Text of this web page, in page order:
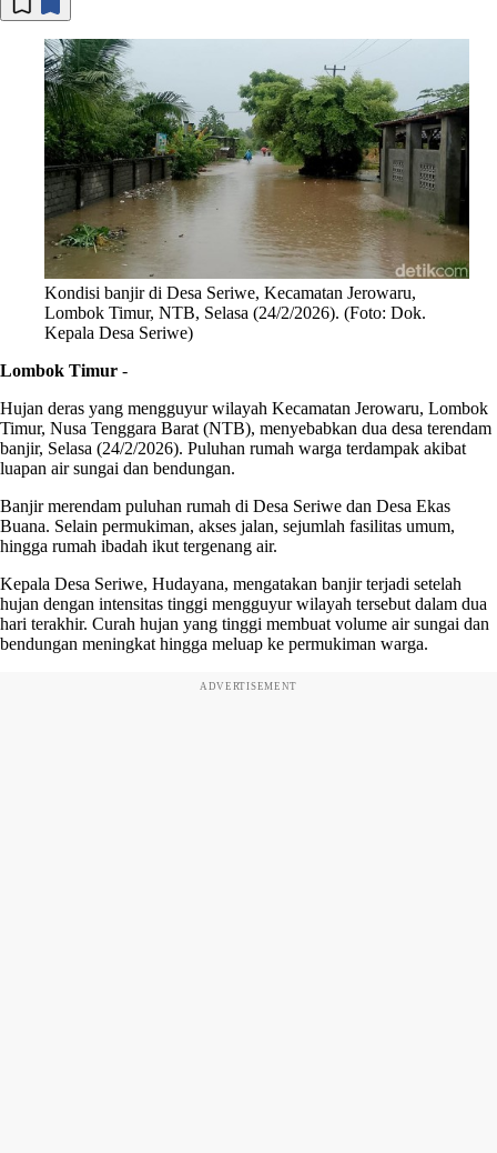
Kondisi banjir di Desa Seriwe, Kecamatan Jerowaru,
Lombok Timur, NTB, Selasa (24/2/2026). (Foto: Dok.
Kepala Desa Seriwe)
Lombok Timur -
Hujan deras yang mengguyur wilayah Kecamatan Jerowaru, Lombok
Timur, Nusa Tenggara Barat (NTB), menyebabkan dua desa terendam
banjir, Selasa (24/2/2026). Puluhan rumah warga terdampak akibat
luapan air sungai dan bendungan.
Banjir merendam puluhan rumah di Desa Seriwe dan Desa Ekas
Buana. Selain permukiman, akses jalan, sejumlah fasilitas umum,
hingga rumah ibadah ikut tergenang air.
Kepala Desa Seriwe, Hudayana, mengatakan banjir terjadi setelah
hujan dengan intensitas tinggi mengguyur wilayah tersebut dalam dua
hari terakhir. Curah hujan yang tinggi membuat volume air sungai dan
bendungan meningkat hingga meluap ke permukiman warga.
ADVERTISEMENT